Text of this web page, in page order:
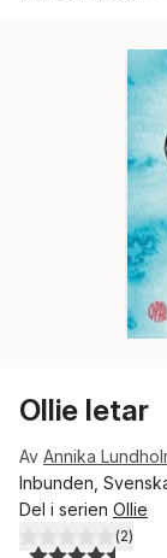
Ollie letar
Av Annika
Inbunden,
Del i serien Ollie
4,5utav 5 stjärnor.
(2)